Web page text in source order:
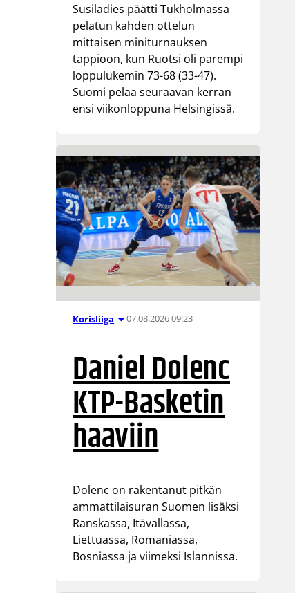
Susiladies päätti Tukholmassa
pelatun kahden ottelun
mittaisen miniturnauksen
tappioon, kun Ruotsi oli parempi
loppulukemin 73-68 (33-47).
Suomi pelaa seuraavan kerran
ensi viikonloppuna Helsingissä.
Korisliiga 07.08.2026 09:23
Daniel Dolenc
KTP-Basketin
haaviin
Dolenc on rakentanut pitkän
ammattilaisuran Suomen lisäksi
Ranskassa, Itävallassa,
Liettuassa, Romaniassa,
Bosniassa ja viimeksi Islannissa.